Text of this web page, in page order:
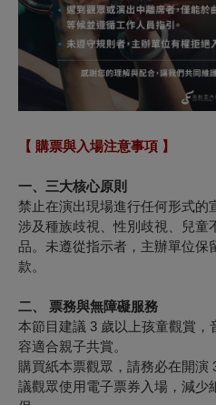
【 購票與入場注意事項 】
一、 三大核心原則
禁止在演出現場進行任何形式的
涉及種族歧視、性別歧視、兒童
品。未遵從指示者，主辦單位保
款。
二、 票務與無障礙服務
本節目建議 3 歲以上孩童觀賞
容適合親子共賞。
購買紙本票觀眾，請務必在開演
議觀眾使用電子票券入場，減少